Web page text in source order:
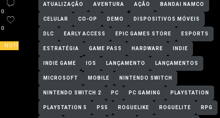
0
0
NOTÍCIAS
ATUALIZAÇÃO AVENTURA AÇÃO BANDAI NAMCO
CELULAR CO-OP DEMO DISPOSITIVOS MÓVEIS
DLC EARLY ACCESS EPIC GAMES STORE ESPORTS
ESTRATÉGIA GAME PASS HARDWARE INDIE
INDIE GAME IOS LANÇAMENTO LANÇAMENTOS
MICROSOFT MOBILE NINTENDO SWITCH
NINTENDO SWITCH 2 PC PC GAMING PLAYSTATION
PLAYSTATION 5 PS5 ROGUELIKE ROGUELITE RPG